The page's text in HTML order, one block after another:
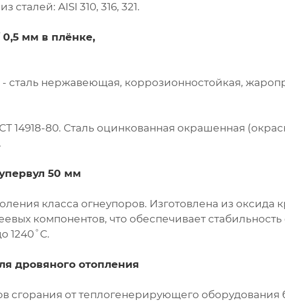
сталей: AISI 310, 316, 321.
мм в плёнке,
- сталь нержавеющая, коррозионностойкая,
14918-80. Сталь оцинкованная окрашенная
50 мм
класса огнеупоров. Изготовлена из оксида
компонентов, что обеспечивает
1240˚С.
дровяного отопления
сгорания от теплогенерирующего оборудования